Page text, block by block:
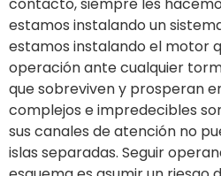
estamos instalando un
estamos instalando el motor
operación ante cualquier
que sobreviven y prosperan
complejos e impredecibles
sus canales de atención no
islas separadas. Seguir